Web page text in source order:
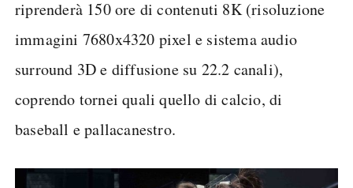
riprenderà 150 ore di contenuti 8K (risoluzione
immagini 7680x4320 pixel e sistema audio
surround 3D e diffusione su 22.2 canali),
coprendo tornei quali quello di calcio, di
baseball e pallacanestro.